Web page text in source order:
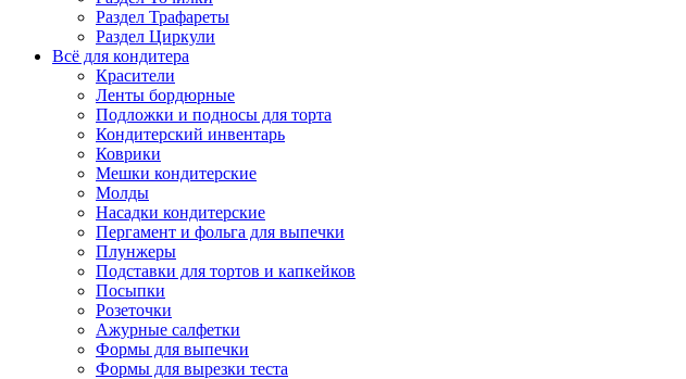
Раздел Трафареты
Раздел Циркули
Всё для кондитера
Красители
Ленты бордюрные
Подложки и подносы для торта
Кондитерский инвентарь
Коврики
Мешки кондитерские
Молды
Насадки кондитерские
Пергамент и фольга для выпечки
Плунжеры
Подставки для тортов и капкейков
Посыпки
Розеточки
Ажурные салфетки
Формы для выпечки
Формы для вырезки теста